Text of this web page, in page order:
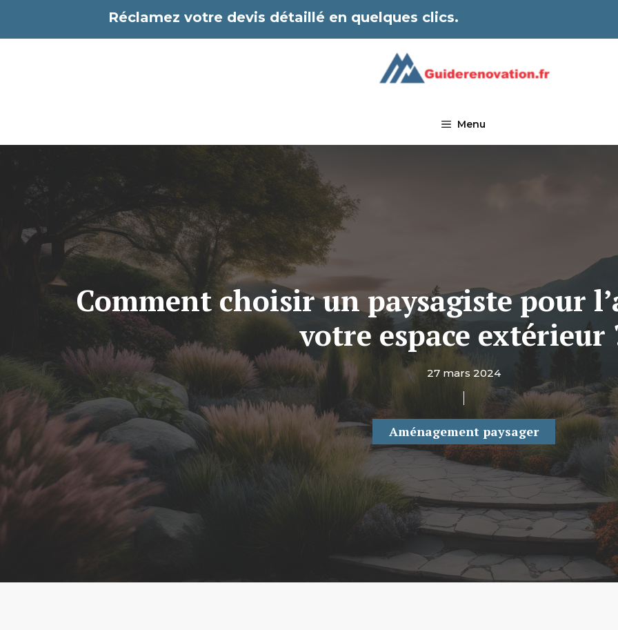
contenu
Réclamez votre devis détaillé en quelques clics.
Menu
Comment choisir un paysagiste pour
votre espace extérieur
27 mars 2024
Aménagement paysager